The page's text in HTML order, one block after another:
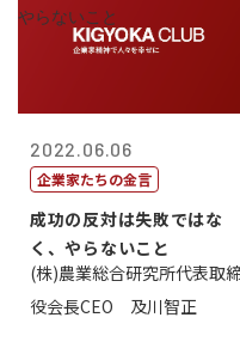
2022.06.06
企業家たちの金言
成功の反対は失敗ではな
く、やらないこと
(株)農業総合研究所代表取
役会長CEO 及川智正